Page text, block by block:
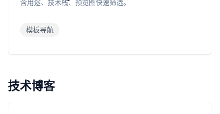
含用途、技术栈、预览图快速筛选。
模板导航
技术博客